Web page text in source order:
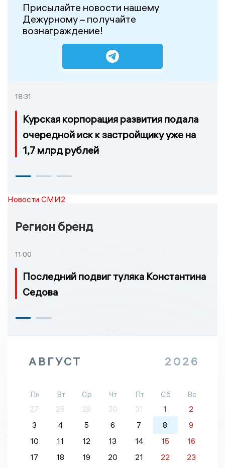
Присылайте новости нашему
Дежурному – получайте
вознаграждение!
18:31
Курская корпорация развития подала
очередной иск к застройщику уже на
1,7 млрд рублей
Новости СМИ2
Регион бренд
11:00
Последний подвиг туляка Константина
Седова
АВГУСТ 2026
Пн Вт Ср Чт Пт Сб
Вс
27
28 29 30 31 1
2
3
4 5 6 7 8
9
10
11 12 13 14 15
16
17
18 19 20 21 22
23